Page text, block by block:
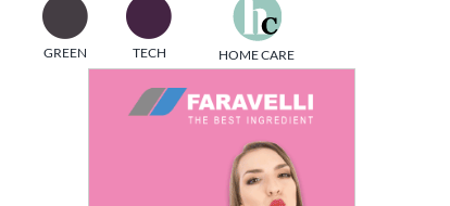
GREEN TECH HOME CARE